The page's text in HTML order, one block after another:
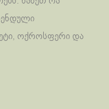
ოქროსფერი და